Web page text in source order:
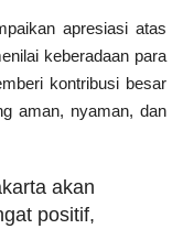
apresiasi atas
keberadaan para
kontribusi besar
aman, nyaman, dan
akan
positif,